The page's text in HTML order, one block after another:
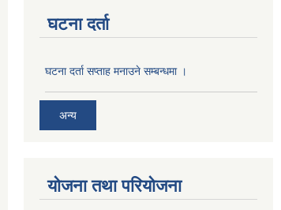
घटना दर्ता
घटना दर्ता सप्ताह मनाउने सम्बन्धमा ।
अन्य
योजना तथा परियोजना